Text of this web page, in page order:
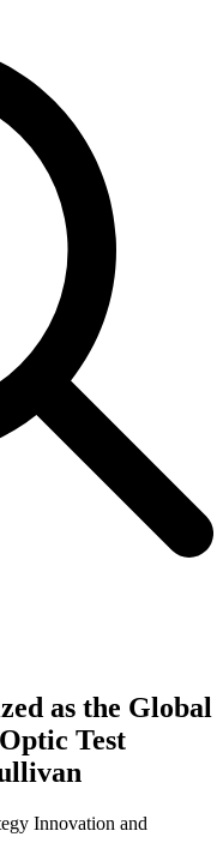
as the Global
Test
Innovation and